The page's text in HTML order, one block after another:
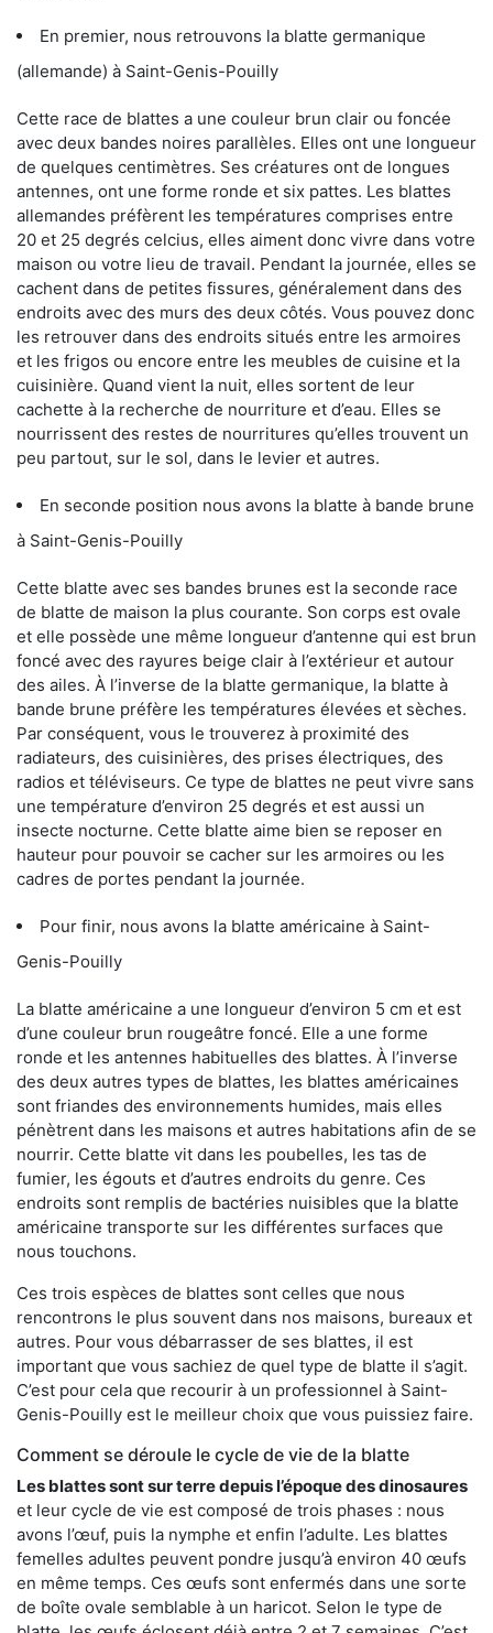
En premier, nous retrouvons la blatte germanique
(allemande) à Saint-Genis-Pouilly
Cette race de blattes a une couleur brun clair ou foncée
avec deux bandes noires parallèles. Elles ont une longueur
de quelques centimètres. Ses créatures ont de longues
antennes, ont une forme ronde et six pattes. Les blattes
allemandes préfèrent les températures comprises entre
20 et 25 degrés celcius, elles aiment donc vivre dans votre
maison ou votre lieu de travail. Pendant la journée, elles se
cachent dans de petites fissures, généralement dans des
endroits avec des murs des deux côtés. Vous pouvez donc
les retrouver dans des endroits situés entre les armoires
et les frigos ou encore entre les meubles de cuisine et la
cuisinière. Quand vient la nuit, elles sortent de leur
cachette à la recherche de nourriture et d’eau. Elles se
nourrissent des restes de nourritures qu’elles trouvent un
peu partout, sur le sol, dans le levier et autres.
En seconde position nous avons la blatte à bande brune
à Saint-Genis-Pouilly
Cette blatte avec ses bandes brunes est la seconde race
de blatte de maison la plus courante. Son corps est ovale
et elle possède une même longueur d’antenne qui est brun
foncé avec des rayures beige clair à l’extérieur et autour
des ailes. À l’inverse de la blatte germanique, la blatte à
bande brune préfère les températures élevées et sèches.
Par conséquent, vous le trouverez à proximité des
radiateurs, des cuisinières, des prises électriques, des
radios et téléviseurs. Ce type de blattes ne peut vivre sans
une température d’environ 25 degrés et est aussi un
insecte nocturne. Cette blatte aime bien se reposer en
hauteur pour pouvoir se cacher sur les armoires ou les
cadres de portes pendant la journée.
Pour finir, nous avons la blatte américaine à Saint-
Genis-Pouilly
La blatte américaine a une longueur d’environ 5 cm et est
d’une couleur brun rougeâtre foncé. Elle a une forme
ronde et les antennes habituelles des blattes. À l’inverse
des deux autres types de blattes, les blattes américaines
sont friandes des environnements humides, mais elles
pénètrent dans les maisons et autres habitations afin de se
nourrir. Cette blatte vit dans les poubelles, les tas de
fumier, les égouts et d’autres endroits du genre. Ces
endroits sont remplis de bactéries nuisibles que la blatte
américaine transporte sur les différentes surfaces que
nous touchons.
Ces trois espèces de blattes sont celles que nous
rencontrons le plus souvent dans nos maisons, bureaux et
autres. Pour vous débarrasser de ses blattes, il est
important que vous sachiez de quel type de blatte il s’agit.
C’est pour cela que recourir à un professionnel à Saint-
Genis-Pouilly est le meilleur choix que vous puissiez faire.
Comment se déroule le cycle de vie de la blatte
Les blattes sont sur terre depuis l’époque des dinosaures
et leur cycle de vie est composé de trois phases : nous
avons l’œuf, puis la nymphe et enfin l’adulte. Les blattes
femelles adultes peuvent pondre jusqu’à environ 40 œufs
en même temps. Ces œufs sont enfermés dans une sorte
de boîte ovale semblable à un haricot. Selon le type de